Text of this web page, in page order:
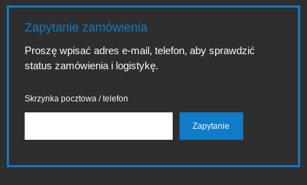
Zapytanie zamówienia
Proszę wpisać adres e-mail, telefon, aby sprawdzić
status zamówienia i logistykę.
Skrzynka pocztowa / telefon